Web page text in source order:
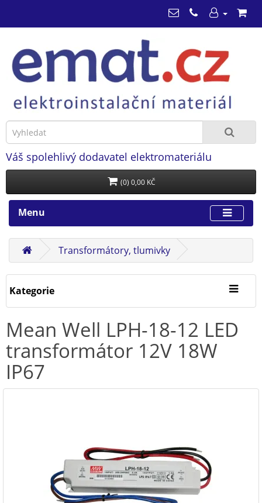
Váš spolehlivý dodavatel elektromateriálu
(0) 0,00 KČ
Menu
Transformátory, tlumivky
Kategorie
Mean Well LPH-18-12 LED
transformátor 12V 18W
IP67